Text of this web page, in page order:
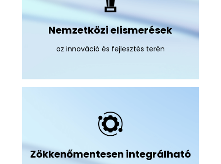
Nemzetközi elismerések
az innováció és fejlesztés terén
Zökkenőmentesen integrálható